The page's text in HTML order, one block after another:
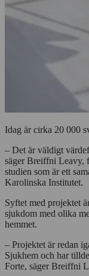
Idag är cirka 20 000
– Det är väldigt
säger Breiffni Leavy,
studien som är ett
Karolinska Institutet.
Syftet med projektet
sjukdom med olika
hemmet.
– Projektet är redan
Sjukhem och har
Forte, säger Breiffni